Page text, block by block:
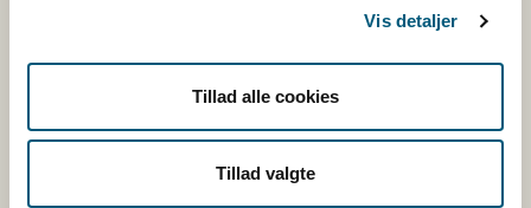
Vis detaljer
Tillad alle cookies
Tillad valgte